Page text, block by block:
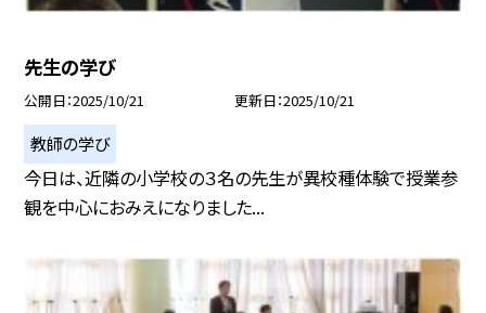
先生の学び
公開日 2025/10/21 更新日 2025/10/21
教師の学び
今日は、近隣の小学校の３名の先生が異校種体験で授業参
観を中心におみえになりました...